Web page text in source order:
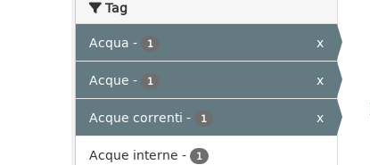
Tag
Acqua - 1
x
Acque - 1
x
Acque correnti - 1
x
Acque interne - 1